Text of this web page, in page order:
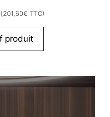
(201,60€ TTC)
produit